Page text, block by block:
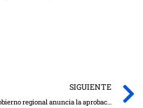
SIGUIENTE
El Gobierno regional anuncia la aprobación el 10 de noviembre del decreto de venta directa de Castilla-La Mancha